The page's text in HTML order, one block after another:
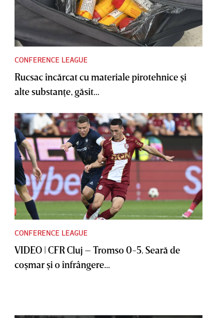
CONFERENCE LEAGUE
Rucsac încărcat cu materiale pirotehnice şi
alte substanţe, găsit...
CONFERENCE LEAGUE
VIDEO | CFR Cluj – Tromso 0-5. Seară de
coşmar şi o înfrângere...